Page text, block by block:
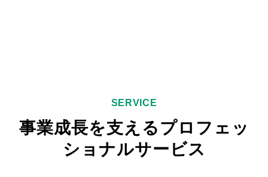
SERVICE
事業成長を支えるプロフェッ
ショナルサービス